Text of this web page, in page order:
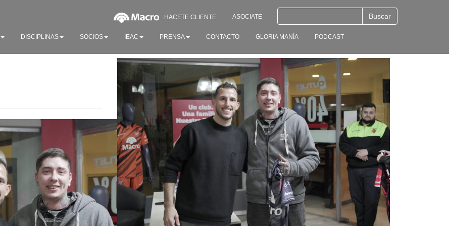
HACETE CLIENTE ASOCIATE
DISCIPLINAS SOCIOS IEAC PRENSA CONTACTO GLORIA MANÍA PODCAST